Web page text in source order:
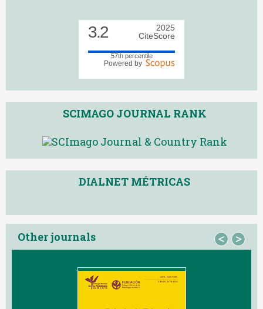
3.2
2025
CiteScore
57th percentile
Powered by
SCIMAGO JOURNAL RANK
DIALNET MÉTRICAS
Other journals < >